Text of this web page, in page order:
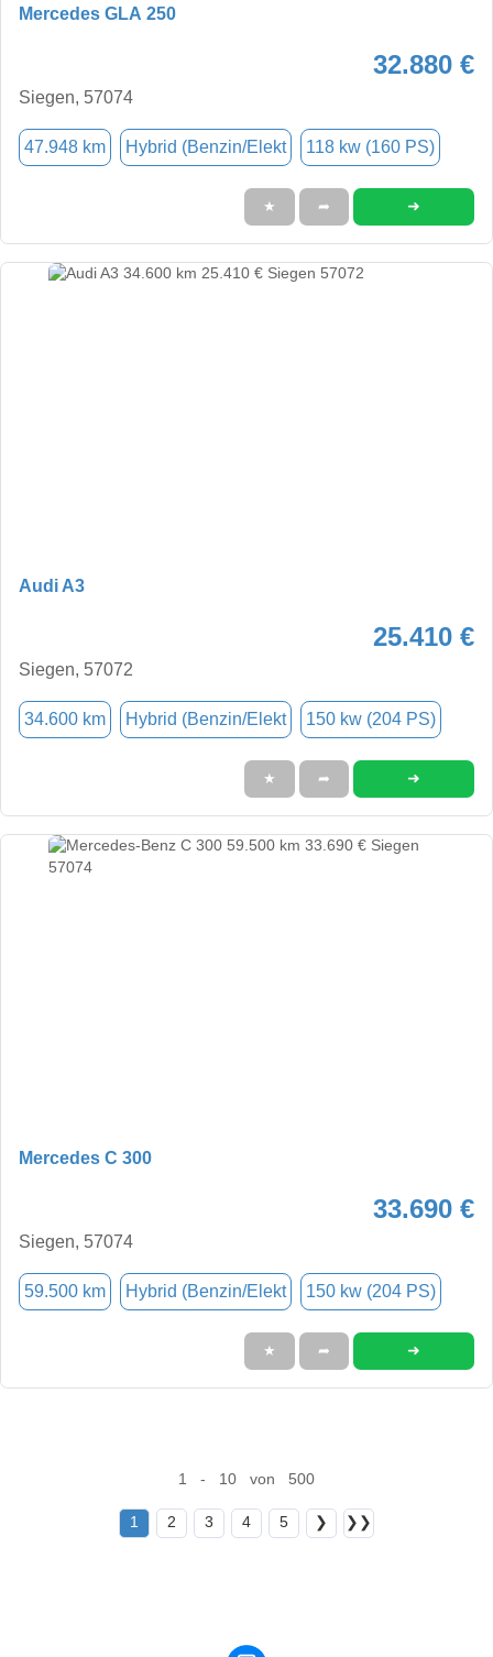
Mercedes GLA 250
32.880 €
Siegen, 57074
47.948 km Hybrid (Benzin/Elekt 118 kw (160 PS)
★ ➦ ➜
Audi A3
25.410 €
Siegen, 57072
34.600 km Hybrid (Benzin/Elekt 150 kw (204 PS)
★ ➦ ➜
Mercedes C 300
33.690 €
Siegen, 57074
59.500 km Hybrid (Benzin/Elekt 150 kw (204 PS)
★ ➦ ➜
1 - 10 von 500
1 2 3 4 5 ❯ ❯❯